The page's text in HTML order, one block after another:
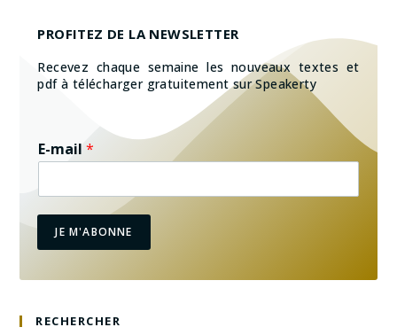
PROFITEZ DE LA NEWSLETTER
Recevez chaque semaine les nouveaux textes et
pdf à télécharger gratuitement sur Speakerty
E-mail*
JE M'ABONNE
RECHERCHER